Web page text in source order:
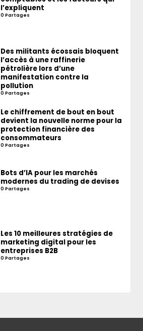
l’expliquent
0 Partages
Des militants écossais bloquent
l’accès à une raffinerie
pétrolière lors d’une
manifestation contre la
pollution
0 Partages
Le chiffrement de bout en bout
devient la nouvelle norme pour la
protection financière des
consommateurs
0 Partages
Bots d’IA pour les marchés
modernes du trading de devises
0 Partages
Les 10 meilleures stratégies de
marketing digital pour les
entreprises B2B
0 Partages